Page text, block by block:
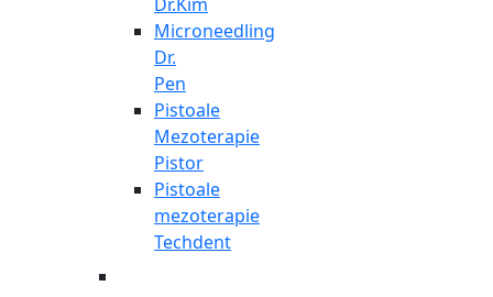
Microneedling
Dr.
Pen
Pistoale
Mezoterapie
Pistor
Pistoale
mezoterapie
Techdent